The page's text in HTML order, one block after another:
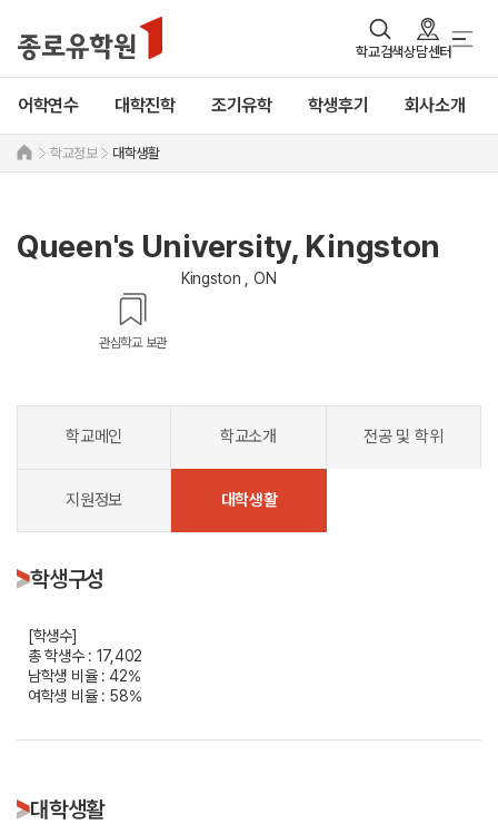
학교검색상담센터
어학연수 대학진학 조기유학 학생후기 회사소개
학교정보 대학생활
Queen's University, Kingston
Kingston , ON
관심학교 보관
학교메인 학교소개 전공 및 학위
지원정보 대학생활
학생구성
[학생수]
총 학생수 : 17,402
남학생 비율 : 42%
여학생 비율 : 58%
대학생활